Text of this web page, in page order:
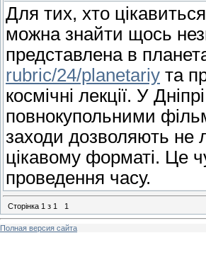
Для тих, хто
можна знайти щось
представлена в
rubric/24/planetariy та
космічні лекції. У
повнокупольними
заходи дозволяють не
цікавому форматі. Це
проведення часу.
Сторінка 1 з 1 1
Полная версия сайта